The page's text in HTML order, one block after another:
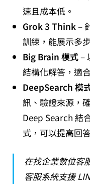
速且成本低。
Grok 3 Think–
訓練，能展示多
Big Brain 模式–
結構化解答，適
DeepSearch 模
訊、驗證來源，
Deep Search 結
式，可以提高回
在找企業數位客
客服系統支援